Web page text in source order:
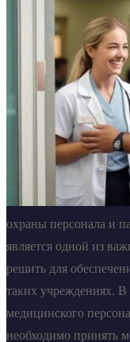
охраны персонала и
является одной из
решить для
таких учреждениях. В
медицинского
необходимо принять